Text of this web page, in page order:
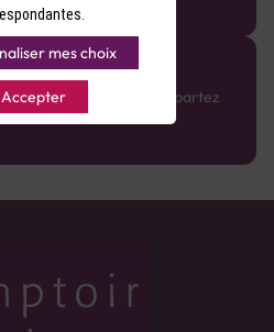
à votre écoute
conseils sur-mesure et repartez
:)
mes choix
Accepter